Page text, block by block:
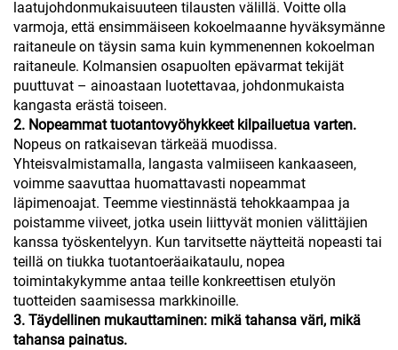
laatujohdonmukaisuuteen tilausten välillä. Voitte olla
varmoja, että ensimmäiseen kokoelmaanne hyväksymänne
raitaneule on täysin sama kuin kymmenennen kokoelman
raitaneule. Kolmansien osapuolten epävarmat tekijät
puuttuvat – ainoastaan luotettavaa, johdonmukaista
kangasta erästä toiseen.
2. Nopeammat tuotantovyöhykkeet kilpailuetua varten.
Nopeus on ratkaisevan tärkeää muodissa.
Yhteisvalmistamalla, langasta valmiiseen kankaaseen,
voimme saavuttaa huomattavasti nopeammat
läpimenoajat. Teemme viestinnästä tehokkaampaa ja
poistamme viiveet, jotka usein liittyvät monien välittäjien
kanssa työskentelyyn. Kun tarvitsette näytteitä nopeasti tai
teillä on tiukka tuotantoeräaikataulu, nopea
toimintakykymme antaa teille konkreettisen etulyön
tuotteiden saamisessa markkinoille.
3. Täydellinen mukauttaminen: mikä tahansa väri, mikä
tahansa painatus.